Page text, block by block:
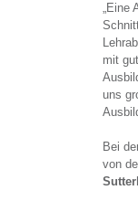
„Eine
mit
uns
Bei
von